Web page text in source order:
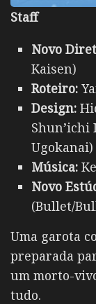
Staff
Novo
Kaisen)
Roteiro:
Design:
Shun’ichi
Ugokanai)
Música:
Novo
(Bullet/
Uma garota
preparada
um morto-
tudo.